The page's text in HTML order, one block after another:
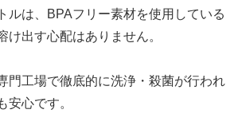
ルは、BPAフリー素材を使用している
け出す心配はありません。
門工場で徹底的に洗浄・殺菌が行われ
安心です。